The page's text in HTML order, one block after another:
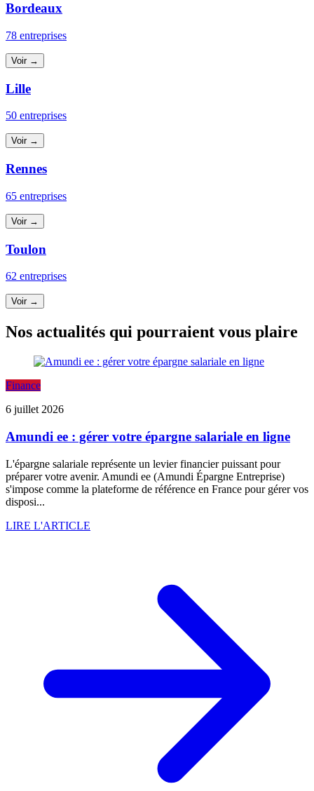
Bordeaux
78 entreprises
Voir →
Lille
50 entreprises
Voir →
Rennes
65 entreprises
Voir →
Toulon
62 entreprises
Voir →
Nos actualités qui pourraient vous plaire
Finance
6 juillet 2026
Amundi ee : gérer votre épargne salariale en ligne
L'épargne salariale représente un levier financier puissant pour
préparer votre avenir. Amundi ee (Amundi Épargne Entreprise)
s'impose comme la plateforme de référence en France pour gérer vos
disposi...
LIRE L'ARTICLE